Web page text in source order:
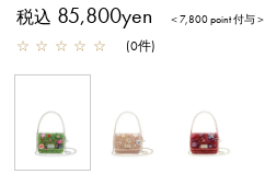
税込 85,800yen ＜7,800 point 付与＞
☆ ☆ ☆ ☆ ☆ (0件)